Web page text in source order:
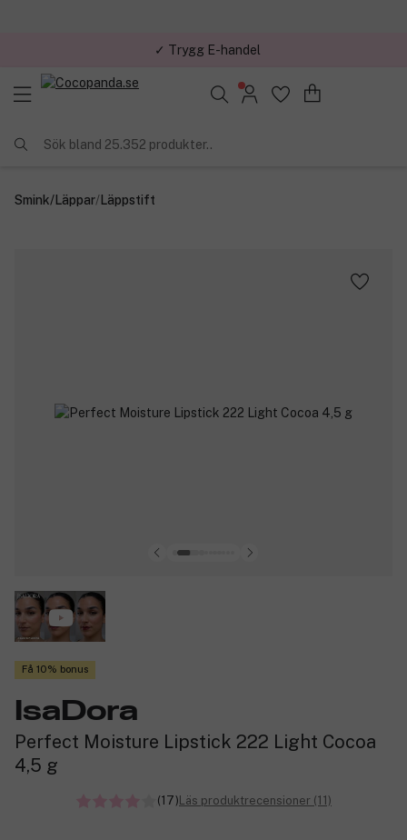
✓ Trygg E-handel
Sök bland 25.352 produkter..
Smink/Läppar/Läppstift
Få 10% bonus
IsaDora
Perfect Moisture Lipstick 222 Light Cocoa
4,5 g
(17)Läs produktrecensioner (11)